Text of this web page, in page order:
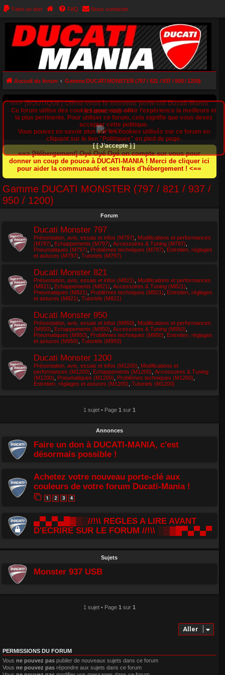
Faire un don FAQ Nous contacter
Accueil du forum Gamme DUCATI MONSTER (797 / 821 / 937 / 950 / 1200)
==> [BOUTIQUE] Offrez-vous le nouveau porte-clé Ducati-Mania
(cliquez ici) <==
==> [Hébergement] Oyé Oyé Oyé on compte sur vous pour
donner un coup de pouce à DUCATI-MANIA ! Merci de cliquer ici
pour aider la communauté et ses frais d'hébergement ! <==
Gamme DUCATI MONSTER (797 / 821 / 937 /
950 / 1200)
Forum
Ducati Monster 797
Présentation, avis, essais et infos (M797)
Modifications et performances
(M797)
Echappements (M797) Accessoires & Tuning (M797)
Pneumatiques (M797)
Problèmes techniques (M797)
Entretien, réglages
et astuces (M797) Tutoriels (M797)
Ducati Monster 821
Présentation, avis, essais et infos (M821)
Modifications et performances
(M821)
Echappements (M821) Accessoires & Tuning (M821)
Pneumatiques (M821)
Problèmes techniques (M821)
Entretien, réglages
et astuces (M821) Tutoriels (M821)
Ducati Monster 950
Présentation, avis, essais et infos (M950)
Modifications et performances
(M950)
Echappements (M950) Accessoires & Tuning (M950)
Pneumatiques (M950)
Problèmes techniques (M950)
Entretien, réglages
et astuces (M950) Tutoriels (M950)
Ducati Monster 1200
Présentation, avis, essais et infos (M1200)
Modifications et
performances (M1200)
Echappements (M1200) Accessoires & Tuning
(M1200)
Pneumatiques (M1200) Problèmes techniques (M1200)
Entretien, réglages et astuces (M1200) Tutoriels (M1200)
1 sujet • Page 1 sur 1
Annonces
Faire un don à DUCATI-MANIA, c'est
désormais possible !
Achetez votre nouveau porte-clé aux
couleurs de votre forum Ducati-Mania !
1 2 3 4
▄▀▄▀▄█▓▒░//!\\ REGLES A LIRE AVANT
D'ECRIRE SUR LE FORUM //!\\ ░▒▓█▀▄▀▄▀
Sujets
Monster 937 USB
1 sujet • Page 1 sur 1
Aller
PERMISSIONS DU FORUM
Vous ne pouvez pas publier de nouveaux sujets dans ce forum
Vous ne pouvez pas répondre aux sujets dans ce forum
Ce forum utilise des cookies pour vous offrir l‘expérience la meilleure et
la plus pertinente. Pour utiliser ce forum, cela signifie que vous devez
accepter cette politique.
Vous pouvez en savoir plus sur les cookies utilisés sur ce forum en
cliquant sur le lien "Politiques" en pied de page.
[ [ J’accepte ] ]